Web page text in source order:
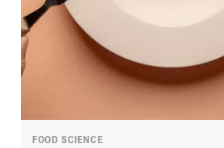
FOOD SCIENCE